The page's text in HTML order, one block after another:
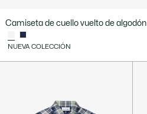
Camiseta de cuello vuelto de algodón
NUEVA COLECCIÓN